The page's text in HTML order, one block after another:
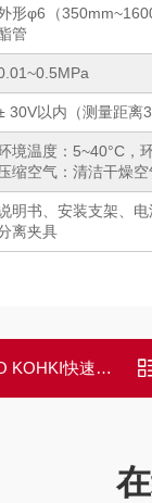
形φ6（
管
30V以内（测量距离
境温度：5~40°C，
缩空气：清洁干燥空
明书、安装支架、
离夹具
快速接头